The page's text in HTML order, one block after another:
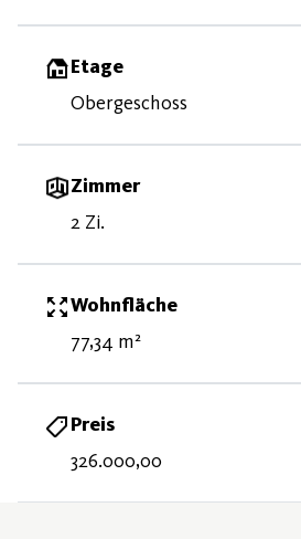
Etage
Obergeschoss
Zimmer
2 Zi.
Wohnfläche
77,34 m²
Preis
326.000,00